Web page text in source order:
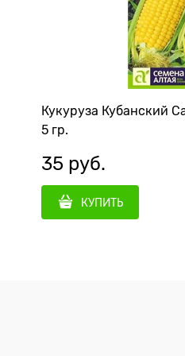
Кукуруза Кубанский
5 гр.
35 руб.
КУПИТЬ